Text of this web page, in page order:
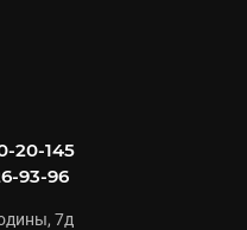
20-145
93-96
7д